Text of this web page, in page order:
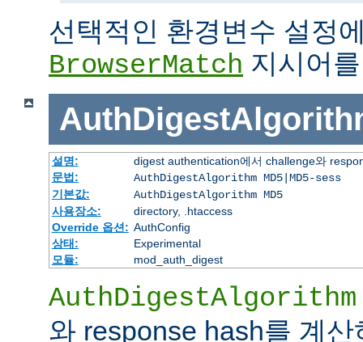
선택적인 환경변수 설정
BrowserMatch 지시어
설명:
digest authentication에서 challenge와
문법:
AuthDigestAlgorithm MD5|MD5-sess
기본값:
AuthDigestAlgorithm MD5
사용장소:
directory, .htaccess
Override 옵션: AuthConfig
상태:
Experimental
모듈:
mod_auth_digest
AuthDigestAlgorithm
와 response hash를 계